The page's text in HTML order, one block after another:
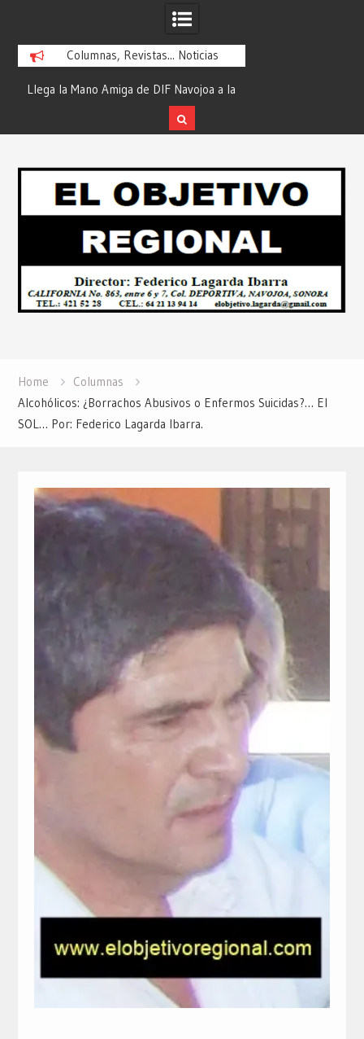
Columnas, Revistas... Noticias
¡En Etchojoa es Momento de Actuar por
la Salud de Nuestras Familias!… Desde:
Redacción “El Objetivo Regional”.
Objetivo
Home
Columnas
Alcohólicos: ¿Borrachos Abusivos o Enfermos Suicidas?… El
SOL… Por: Federico Lagarda Ibarra.